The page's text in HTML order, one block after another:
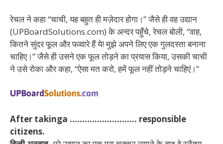
रेचल ने कहा “चाची, यह बहुत ही मज़ेदार होगा।” जैसे ही वह उद्यान
(UPBoardSolutions.com) के अन्दर पहुँचे, रेचल बोली, “वाह,
कितने सुंदर फूल और फव्वारे हैं ये! मुझे अपने लिए एक गुलदस्ता बनाना
चाहिए।” जैसे ही उसने एक फूल तोड़ने का प्रयास किया, उसकी चाची
ने उसे रोका और कहा, “ऐसा मत करो, हमें फूल नहीं तोड़ने चाहिएं।”
After takinga ……………………… responsible
citizens.